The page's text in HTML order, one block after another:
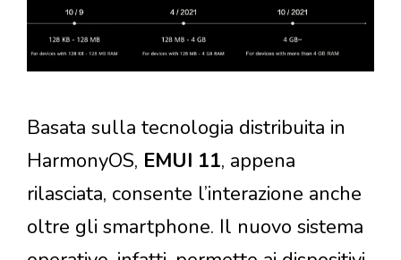
Basata sulla tecnologia distribuita in
HarmonyOS, EMUI 11, appena
rilasciata, consente l’interazione anche
oltre gli smartphone. Il nuovo sistema